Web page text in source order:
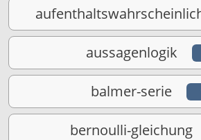
aussagenlogik
balmer-serie
bernoulli-gleichung